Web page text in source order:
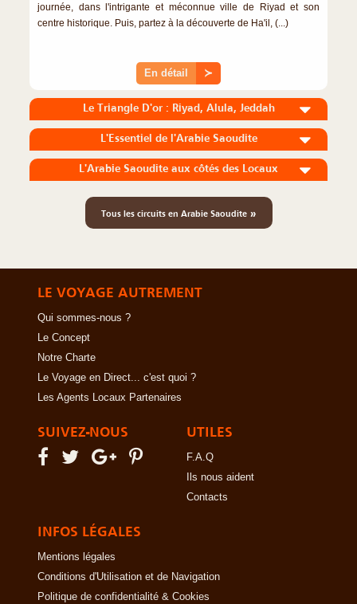
journée, dans l'intrigante et méconnue ville de Riyad et son
centre historique. Puis, partez à la découverte de Ha'il, (...)
En détail ≻
Le Triangle D'or : Riyad, Alula, Jeddah
L'Essentiel de l'Arabie Saoudite
L'Arabie Saoudite aux côtés des Locaux
Tous les circuits en Arabie Saoudite»
LE VOYAGE AUTREMENT
Qui sommes-nous ?
Le Concept
Notre Charte
Le Voyage en Direct... c'est quoi ?
Les Agents Locaux Partenaires
SUIVEZ-NOUS UTILES
F.A.Q
Ils nous aident
Contacts
INFOS LÉGALES
Mentions légales
Conditions d'Utilisation et de Navigation
Politique de confidentialité & Cookies